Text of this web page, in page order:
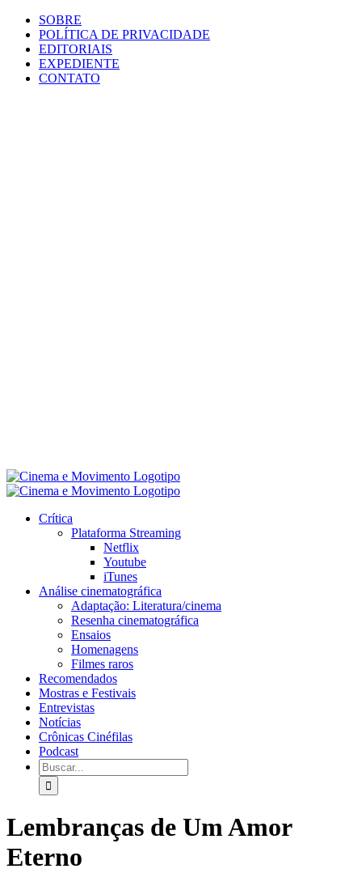
SOBRE
POLÍTICA DE PRIVACIDADE
EDITORIAIS
EXPEDIENTE
CONTATO
Crítica
Plataforma Streaming
Netflix
Youtube
iTunes
Análise cinematográfica
Adaptação: Literatura/cinema
Resenha cinematográfica
Ensaios
Homenagens
Filmes raros
Recomendados
Mostras e Festivais
Entrevistas
Notícias
Crônicas Cinéfilas
Podcast
Lembranças de Um Amor
Eterno